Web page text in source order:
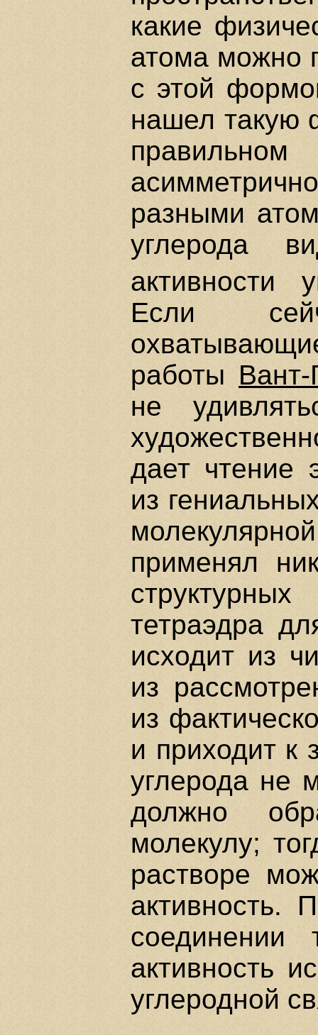
какие
атома можно
с этой
нашел такую
разными
углерода
активности
Если
работы
не
дает чтение
из
применял
тетраэдра
исходит из
из
из
и приходит к
углерода не
должно
молекулу;
растворе
активность.
соединении
активность
углеродной